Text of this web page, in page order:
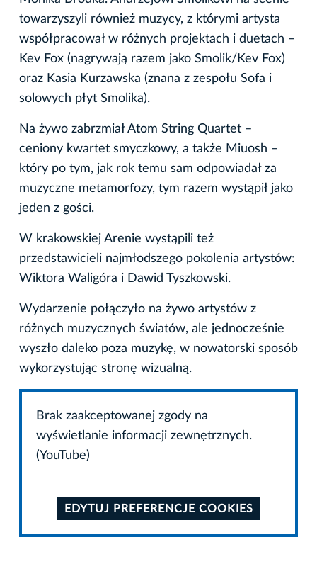
towarzyszyli również muzycy, z którymi artysta
współpracował w różnych projektach i duetach –
Kev Fox (nagrywają razem jako Smolik/Kev Fox)
oraz Kasia Kurzawska (znana z zespołu Sofa i
solowych płyt Smolika).
Na żywo zabrzmiał Atom String Quartet –
ceniony kwartet smyczkowy, a także Miuosh –
który po tym, jak rok temu sam odpowiadał za
muzyczne metamorfozy, tym razem wystąpił jako
jeden z gości.
W krakowskiej Arenie wystąpili też
przedstawicieli najmłodszego pokolenia artystów:
Wiktora Waligóra i Dawid Tyszkowski.
Wydarzenie połączyło na żywo artystów z
różnych muzycznych światów, ale jednocześnie
wyszło daleko poza muzykę, w nowatorski sposób
wykorzystując stronę wizualną.
Brak zaakceptowanej zgody na
wyświetlanie informacji zewnętrznych.
(YouTube)
EDYTUJ PREFERENCJE COOKIES